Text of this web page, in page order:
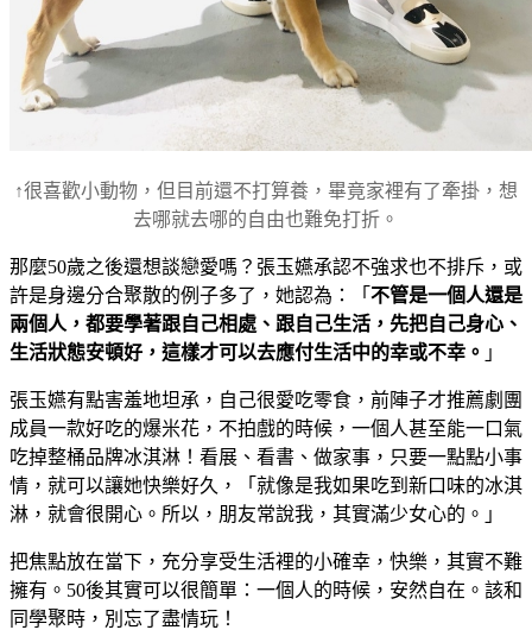
↑很喜歡小動物，但目前還不打算養，畢竟家裡有了牽掛，想
去哪就去哪的自由也難免打折。
那麼50歲之後還想談戀愛嗎？張玉嬿承認不強求也不排斥，或
許是身邊分合聚散的例子多了，她認為：「 不管是一個人還是
兩個人，都要學著跟自己相處、跟自己生活，先把自己身心、
生活狀態安頓好，這樣才可以去應付生活中的幸或不幸。 」
張玉嬿有點害羞地坦承，自己很愛吃零食，前陣子才推薦劇團
成員一款好吃的爆米花，不拍戲的時候，一個人甚至能一口氣
吃掉整桶品牌冰淇淋！看展、看書、做家事，只要一點點小事
情，就可以讓她快樂好久，「就像是我如果吃到新口味的冰淇
淋，就會很開心。所以，朋友常說我，其實滿少女心的。」
把焦點放在當下，充分享受生活裡的小確幸，快樂，其實不難
擁有。50後其實可以很簡單：一個人的時候，安然自在。該和
同學聚時，別忘了盡情玩！